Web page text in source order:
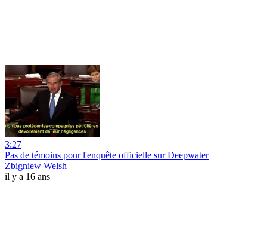
3:27
Pas de témoins pour l'enquête officielle sur Deepwater
Zbigniew Welsh
il y a 16 ans